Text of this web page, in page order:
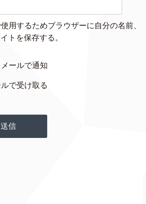
用するためブラウザーに自分の名前、
トを保存する。
ールで通知
で受け取る